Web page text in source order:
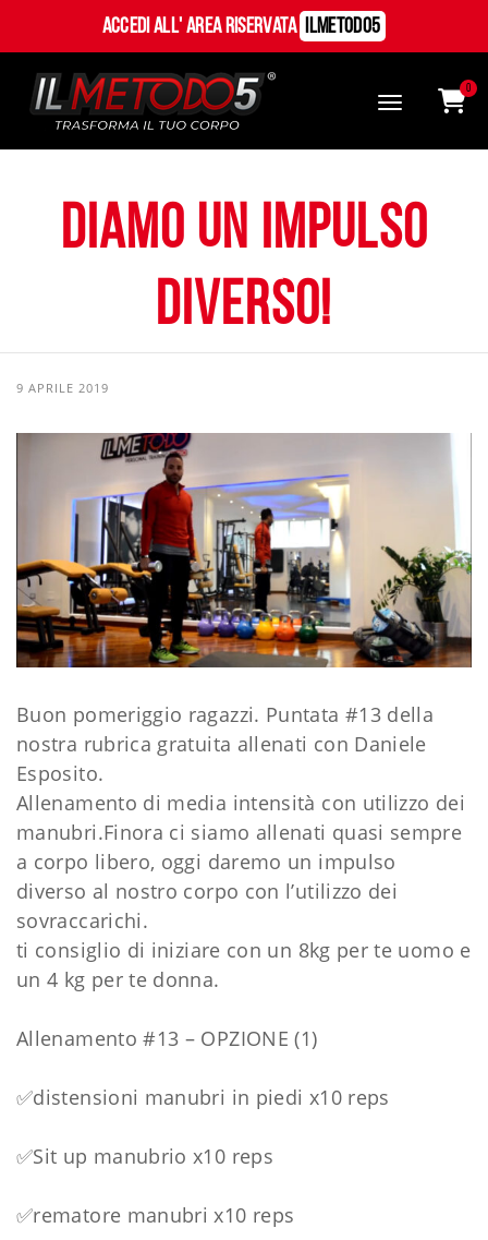
Accedi all' Area Riservata ILMetodo5
0
Diamo un impulso
diverso!
9 APRILE 2019
Buon pomeriggio ragazzi. Puntata #13 della
nostra rubrica gratuita allenati con Daniele
Esposito.
Allenamento di media intensità con utilizzo dei
manubri.Finora ci siamo allenati quasi sempre
a corpo libero, oggi daremo un impulso
diverso al nostro corpo con l’utilizzo dei
sovraccarichi.
ti consiglio di iniziare con un 8kg per te uomo e
un 4 kg per te donna.
Allenamento #13 – OPZIONE (1)
✅distensioni manubri in piedi x10 reps
✅Sit up manubrio x10 reps
✅rematore manubri x10 reps